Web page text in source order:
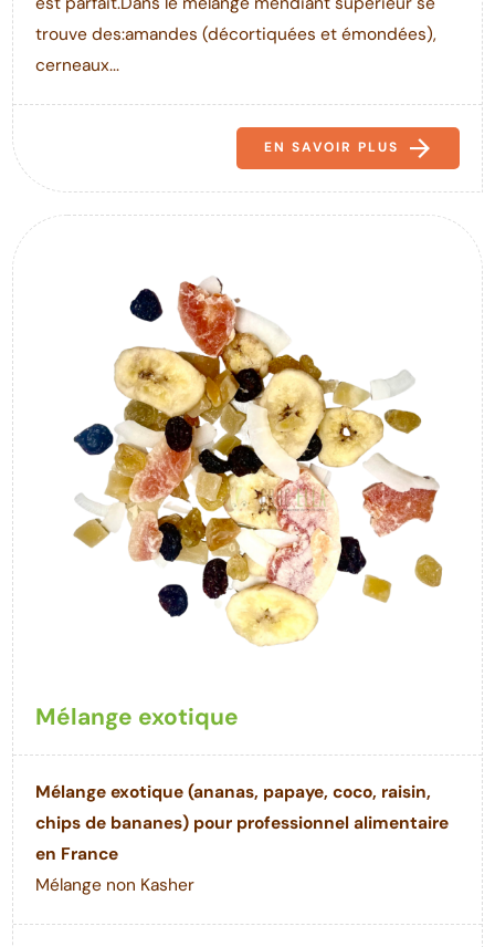
est parfait.Dans le mélange mendiant supérieur se
trouve des:amandes (décortiquées et émondées),
cerneaux...
EN SAVOIR PLUS
Mélange exotique
Mélange exotique (ananas, papaye, coco, raisin,
chips de bananes) pour professionnel alimentaire
en France
Mélange non Kasher